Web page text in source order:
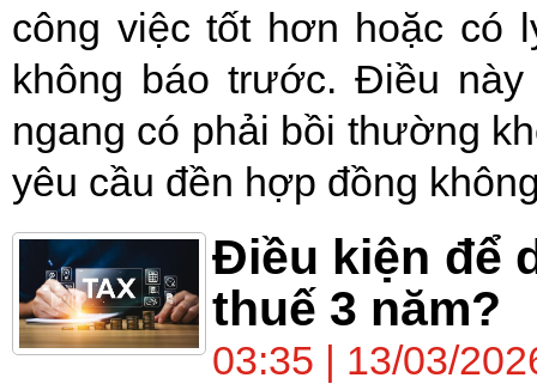
công việc tốt hơn hoặc có
không báo trước. Điều
ngang có phải bồi thường
yêu cầu đền hợp đồng
Điều kiện để
thuế 3 năm?
03:35 | 13/03/